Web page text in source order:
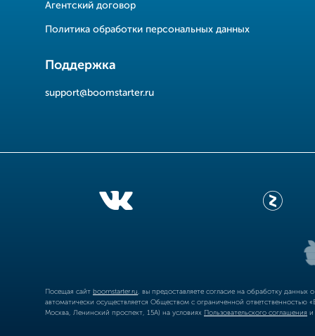
Агентский договор
Политика обработки персональных данных
Поддержка
support@boomstarter.ru
Посещая сайт boomstarter.ru , вы предоставляете согласие на обработку
автоматически осуществляется Обществом с ограниченной
Москва, Ленинский проспект, 15А) на условиях Пользовательского соглашения и